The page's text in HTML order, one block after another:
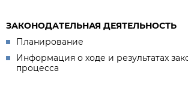
ЗАКОНОДАТЕЛЬНАЯ ДЕЯТЕЛЬНОСТЬ
Планирование
Информация о ходе и результатах
процесса